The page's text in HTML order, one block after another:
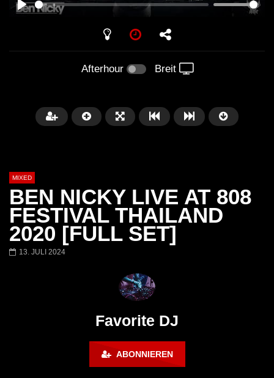
Afterhour Breit
MIXED
BEN NICKY LIVE AT 808
FESTIVAL THAILAND
2020 [FULL SET]
13. JULI 2024
Favorite DJ
ABONNIEREN